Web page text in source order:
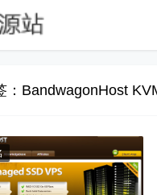
：BandwagonHost